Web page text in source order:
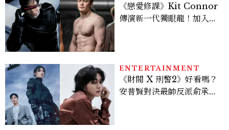
《戀愛修課》Kit Connor
傳演新一代獨眼龍！加入新
ENTERTAINMENT
《財閥 X 刑警2》好看嗎？
安普賢對決最帥反派俞承